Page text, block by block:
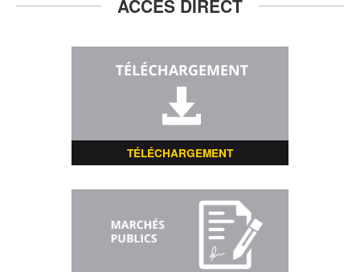
ACCÈS DIRECT
TÉLÉCHARGEMENT